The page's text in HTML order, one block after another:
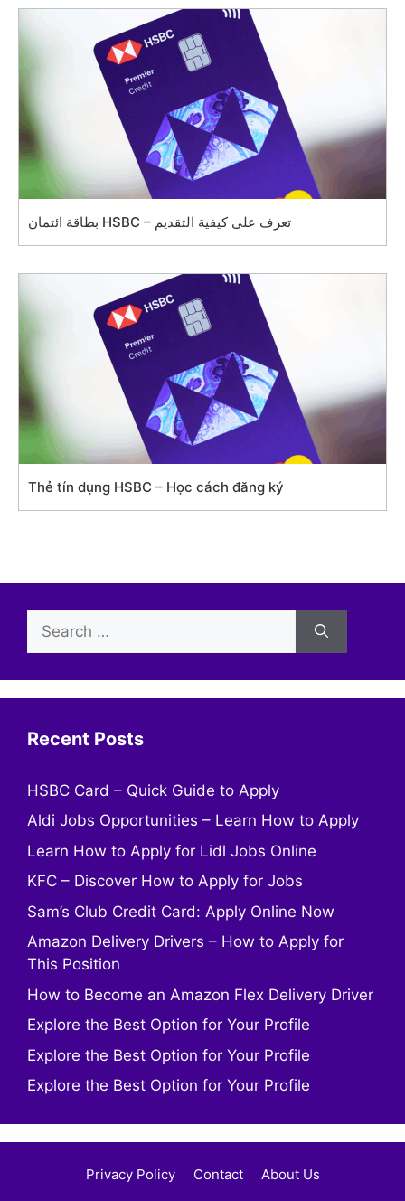
بطاقة ائتمان HSBC – تعرف على كيفية التقديم
Thẻ tín dụng HSBC – Học cách đăng ký
for:
Recent Posts
HSBC Card – Quick Guide to Apply
Aldi Jobs Opportunities – Learn How to Apply
Learn How to Apply for Lidl Jobs Online
KFC – Discover How to Apply for Jobs
Sam’s Club Credit Card: Apply Online Now
Amazon Delivery Drivers – How to Apply for
This Position
How to Become an Amazon Flex Delivery Driver
Explore the Best Option for Your Profile
Explore the Best Option for Your Profile
Explore the Best Option for Your Profile
Privacy Policy Contact
About Us